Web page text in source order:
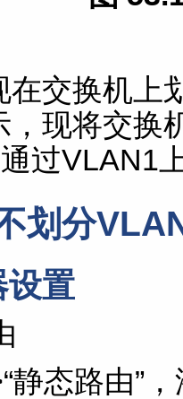
在交换机上
，现将交换
过VLAN1
划分
设置
静态路由”